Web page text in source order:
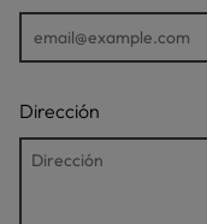
Dirección